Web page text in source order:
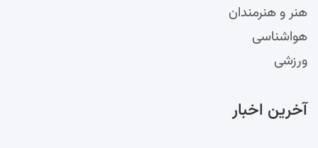
هنر و هنرمندان
هواشناسی
ورزشی
آخرین اخبار